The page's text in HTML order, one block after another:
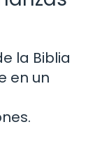
la Biblia
en un